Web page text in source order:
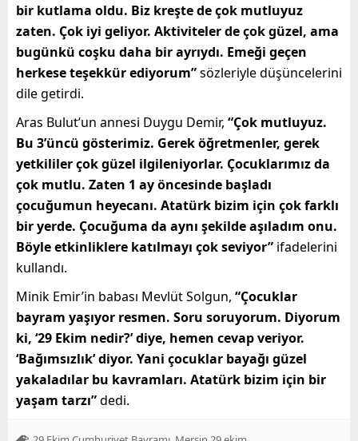
bir kutlama oldu. Biz kreşte de çok mutluyuz
zaten. Çok iyi geliyor. Aktiviteler de çok güzel, ama
bugünkü coşku daha bir ayrıydı. Emeği geçen
herkese teşekkür ediyorum”sözleriyle düşüncelerini
dile getirdi.
Aras Bulut’un annesi Duygu Demir, “Çok mutluyuz.
Bu 3’üncü gösterimiz. Gerek öğretmenler, gerek
yetkililer çok güzel ilgileniyorlar. Çocuklarımız da
çok mutlu. Zaten 1 ay öncesinde başladı
çocuğumun heyecanı. Atatürk bizim için çok farklı
bir yerde. Çocuğuma da aynı şekilde aşıladım onu.
Böyle etkinliklere katılmayı çok seviyor” ifadelerini
kullandı.
Minik Emir’in babası Mevlüt Solgun, “Çocuklar
bayram yaşıyor resmen. Soru soruyorum. Diyorum
ki, ‘29 Ekim nedir?’ diye, hemen cevap veriyor.
‘Bağımsızlık’ diyor. Yani çocuklar bayağı güzel
yakaladılar bu kavramları. Atatürk bizim için bir
yaşam tarzı”dedi.